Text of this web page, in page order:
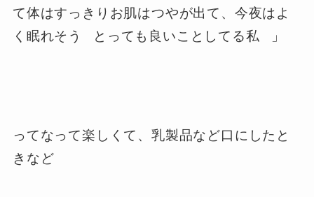
て体はすっきりお肌はつやが出て、今夜はよ
く眠れそう
とっても良いことしてる私 」
ってなって楽しくて、乳製品など口にしたと
きなど